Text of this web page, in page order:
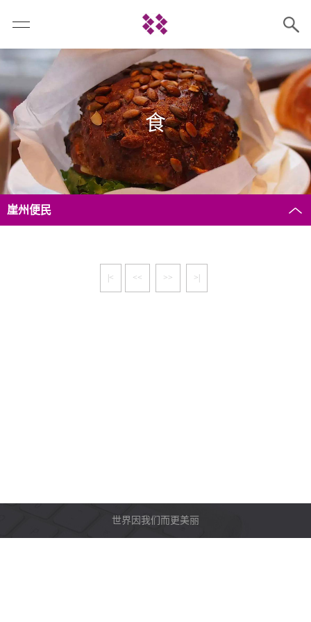
食
崖州便民
|< << >> >|
世界因我们而更美丽